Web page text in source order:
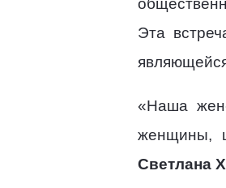
Эта
«Наша
женщины,
Светлана